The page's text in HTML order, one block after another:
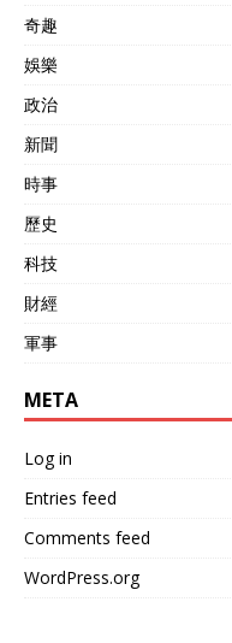
奇趣
娛樂
政治
新聞
時事
歷史
科技
財經
軍事
META
Log in
Entries feed
Comments feed
WordPress.org